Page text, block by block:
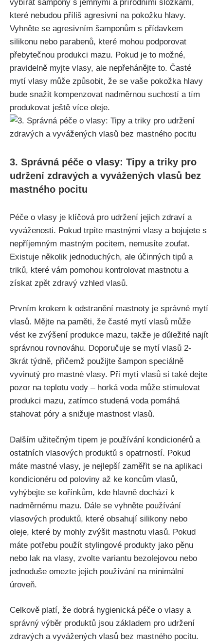
vybírat šampony s jemnými a ⁣přírodními složkami,
které nebudou příliš agresivní na pokožku hlavy.⁤
Vyhněte se agresivním šamponům ⁤s přídavkem
silikonu nebo parabenů, které mohou podporovat
přebytečnou ‌produkci mazu. Pokud‌ je to možné,⁣
pravidelně ‌myjte vlasy, ale⁤ nepřehánějte to. Časté
mytí vlasy může způsobit, že se vaše pokožka hlavy
bude snažit⁤ kompenzovat nadměrnou suchostí a⁤ tím
produkovat ještě více oleje.
3. Správná péče o⁣ vlasy: Tipy a triky pro
udržení zdravých⁣ a vyvážených vlasů bez‌
mastného pocitu
Péče ‌o vlasy je klíčová pro ⁤udržení jejich zdraví a⁢
vyváženosti.⁣ Pokud trpíte mastnými vlasy a bojujete s
nepříjemným ⁤mastným pocitem,‌ nemusíte zoufat.
Existuje několik jednoduchých, ‌ale účinných tipů a
triků,⁣ které vám pomohou⁤ kontrolovat mastnotu a
získat zpět zdravý⁤ vzhled vlasů.
Prvním krokem k ⁢odstranění​ mastnoty je‍ správné mytí
vlasů.⁣ Mějte na paměti, ​že ‌časté mytí vlasů může‌
vést ‍ke ⁤zvýšení produkce mazu,⁣ takže je důležité ‌najít
správnou ​rovnováhu. Doporučuje se mytí vlasů 2-
3krát týdně, přičemž‍ použijte šampon ‌speciálně
vyvinutý⁤ pro ‌mastné ‌vlasy. Při mytí vlasů si také dejte
pozor⁢ na teplotu vody –⁤ horká voda může ⁣stimulovat
‍produkci mazu, ‍zatímco ‌studená voda⁢ pomáhá
stahovat póry a snižuje ‍mastnost vlasů.
Dalším užitečným ‌tipem je používání⁢ kondicionérů a
⁣ostatních‍ vlasových produktů s opatrností. Pokud
máte mastné vlasy, je nejlepší zaměřit se na aplikaci‌
kondicionéru od poloviny⁢ až ke koncům​ vlasů,⁤
vyhýbejte⁤ se⁢ kořínkům, kde hlavně⁤ dochází k
nadměrnému mazu. Dále‌ se⁣ vyhněte používání
‌vlasových produktů, které obsahují silikony​ nebo‍
oleje,‌ které ​by mohly zvýšit mastnotu vlasů. Pokud
máte potřebu použít stylingové⁣ produkty‌ jako pěnu
nebo lak na vlasy,‌ zvolte variantu‍ bezolejovou nebo
jednoduše omezte jejich používání ⁣na minimální
úroveň.
Celkově platí, ​že dobrá hygienická⁣ péče o⁤ vlasy a
⁤správný výběr produktů jsou základem pro udržení
zdravých​ a vyvážených ​vlasů bez mastného pocitu.